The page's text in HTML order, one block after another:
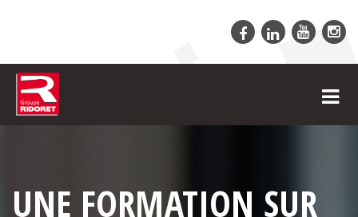
UNE FORMATION SUR